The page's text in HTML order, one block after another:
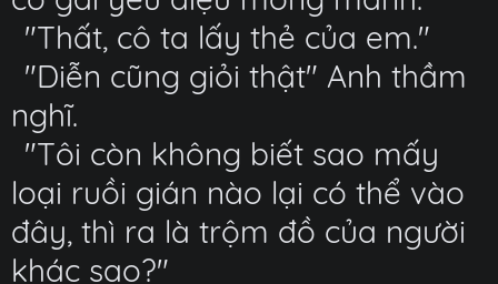
"Thất, cô ta lấy thẻ của em."
"Diễn cũng giỏi thật" Anh thầm
nghĩ.
"Tôi còn không biết sao mấy
loại ruồi gián nào lại có thể vào
đây, thì ra là trộm đồ của người
khác sao?"